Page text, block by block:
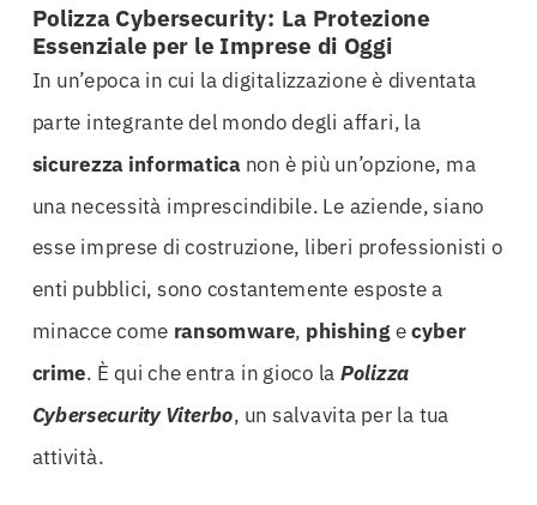
Polizza Cybersecurity: La Protezione
Essenziale per le Imprese di Oggi
In un’epoca in cui la digitalizzazione è diventata
parte integrante del mondo degli affari, la
sicurezza informaticanon è più un’opzione, ma
una necessità imprescindibile. Le aziende, siano
esse imprese di costruzione, liberi professionisti o
enti pubblici, sono costantemente esposte a
minacce come ransomware, phishingecyber
crime. È qui che entra in gioco laPolizza
Cybersecurity Viterbo, un salvavita per la tua
attività.